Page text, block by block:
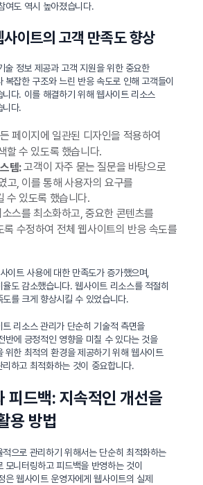
여도 역시 높아졌습니다.
이트의 고객 만족도 향상
술 정보 제공과 고객 지원을 위한 중요한
복잡한 구조와 느린 반응 속도로 인해 고객들이
다. 이를 해결하기 위해 웹사이트 리소스
니다.
페이지에 일관된 디자인을 적용하여
할 수 있도록 했습니다.
템:고객이 자주 묻는 질문을 바탕으로
고, 이를 통해 사용자의 요구를
수 있도록 했습니다.
스를 최소화하고, 중요한 콘텐츠를
록 수정하여 전체 웹사이트의 반응 속도를
이트 사용에 대한 만족도가 증가했으며,
도 감소했습니다. 웹사이트 리소스를 적절히
를 크게 향상시킬 수 있었습니다.
리소스 관리가 단순히 기술적 측면을
반에 긍정적인 영향을 미칠 수 있다는 것을
위한 최적의 환경을 제공하기 위해 웹사이트
하고 최적화하는 것이 중요합니다.
피드백: 지속적인 개선을
용 방법
으로 관리하기 위해서는 단순히 최적화하는
모니터링하고 피드백을 반영하는 것이
은 웹사이트 운영자에게 웹사이트의 실제